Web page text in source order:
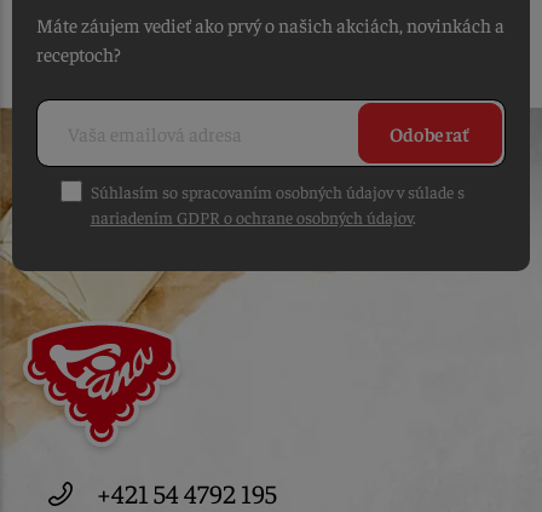
Máte záujem vedieť ako prvý o našich akciách, novinkách a
receptoch?
Odoberať
Súhlasím so spracovaním osobných údajov v súlade s
nariadením GDPR o ochrane osobných údajov.
+421 54 4792 195